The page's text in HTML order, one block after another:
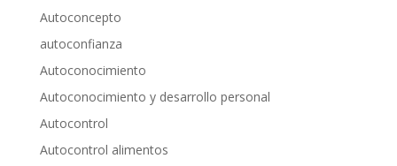
Autoconcepto
autoconfianza
Autoconocimiento
Autoconocimiento y desarrollo personal
Autocontrol
Autocontrol alimentos